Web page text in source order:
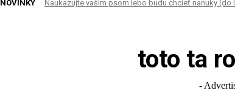
NOVINKY Naukazujte vašim psom lebo budu chcieť nanuky (do
toto ta
-